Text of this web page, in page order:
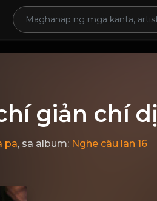
giản chí
pa, sa album: Nghe câu lan 16